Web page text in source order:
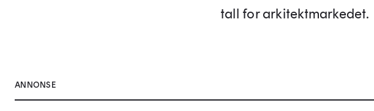
tall for arkitektmarkedet.
ANNONSE